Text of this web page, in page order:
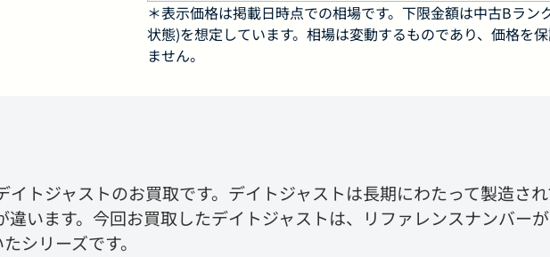
＊表示価格は掲載日時点での相場です。下限金額は中古Bラン
状態)を想定しています。相場は変動するものであり、価格を
ません。
トジャストのお買取です。デイトジャストは長期にわたって製造さ
います。今回お買取したデイトジャストは、リファレンスナンバーが
シリーズです。